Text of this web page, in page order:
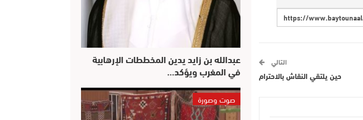
التالي
حين يلتقي النقاش بالاحترام
عبدالله بن زايد يدين المخططات الإرهابية
في المغرب ويؤكد…
صوت وصورة